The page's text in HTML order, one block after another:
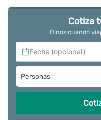
Cotiza
Dinos cuándo
Fecha (opcional)
Personas